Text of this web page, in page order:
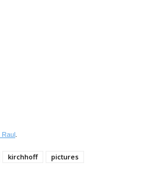
Raul
kirchhoff pictures